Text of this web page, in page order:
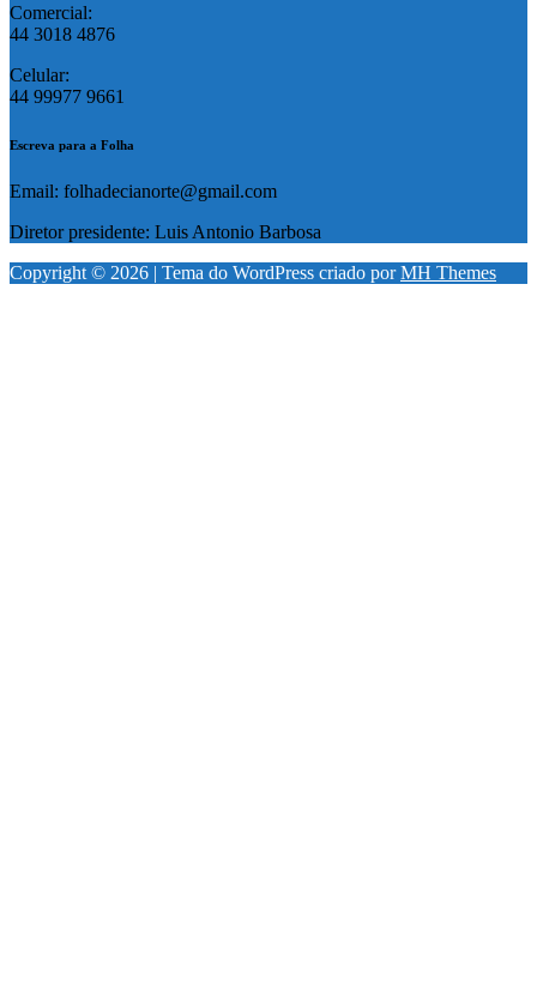
Comercial:
44 3018 4876
Celular:
44 99977 9661
Escreva para a Folha
Email: folhadecianorte@gmail.com
Diretor presidente: Luis Antonio Barbosa
Copyright © 2026 | Tema do WordPress criado porMH Themes